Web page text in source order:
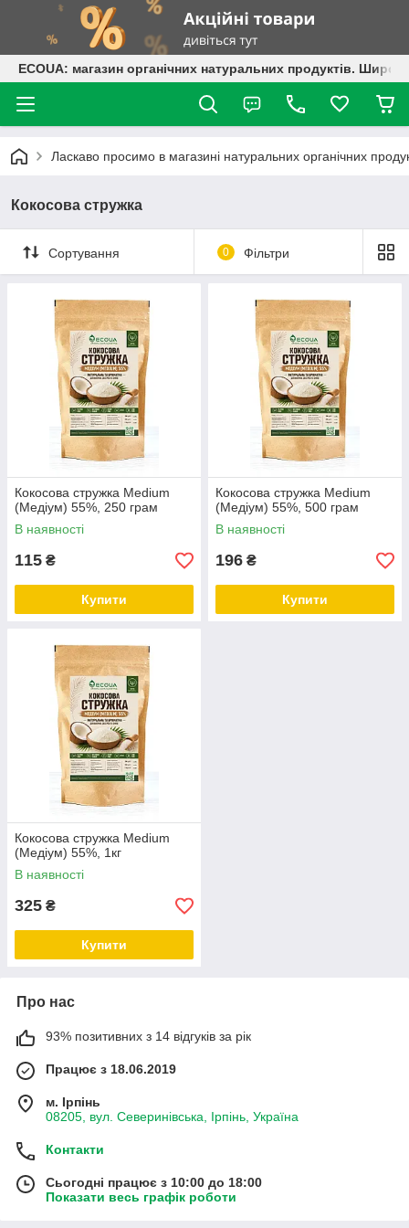
ECOUA: магазин органічних натуральних продуктів.
Ласкаво просимо в магазині натуральних органічних
Кокосова стружка
Сортування 0 Фільтри
Кокосова стружка Medium
(Медіум) 55%, 250 грам
В наявності
115 ₴
Купити
Кокосова стружка Medium
(Медіум) 55%, 500 грам
В наявності
196 ₴
Купити
Кокосова стружка Medium
(Медіум) 55%, 1кг
В наявності
325 ₴
Купити
Про нас
93% позитивних з 14 відгуків за рік
Працює з 18.06.2019
м. Ірпінь
08205, вул. Северинівська, Ірпінь, Україна
Контакти
Сьогодні працює з 10:00 до 18:00
Показати весь графік роботи